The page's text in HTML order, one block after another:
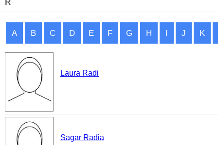
R
A B C D E F G H I J K
Laura Radi
Sagar Radia